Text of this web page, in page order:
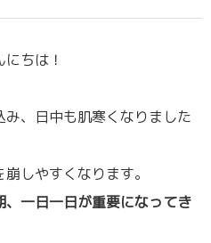
ちは！
、日中も肌寒くなりました
しやすくなります。
一日一日が重要になってき